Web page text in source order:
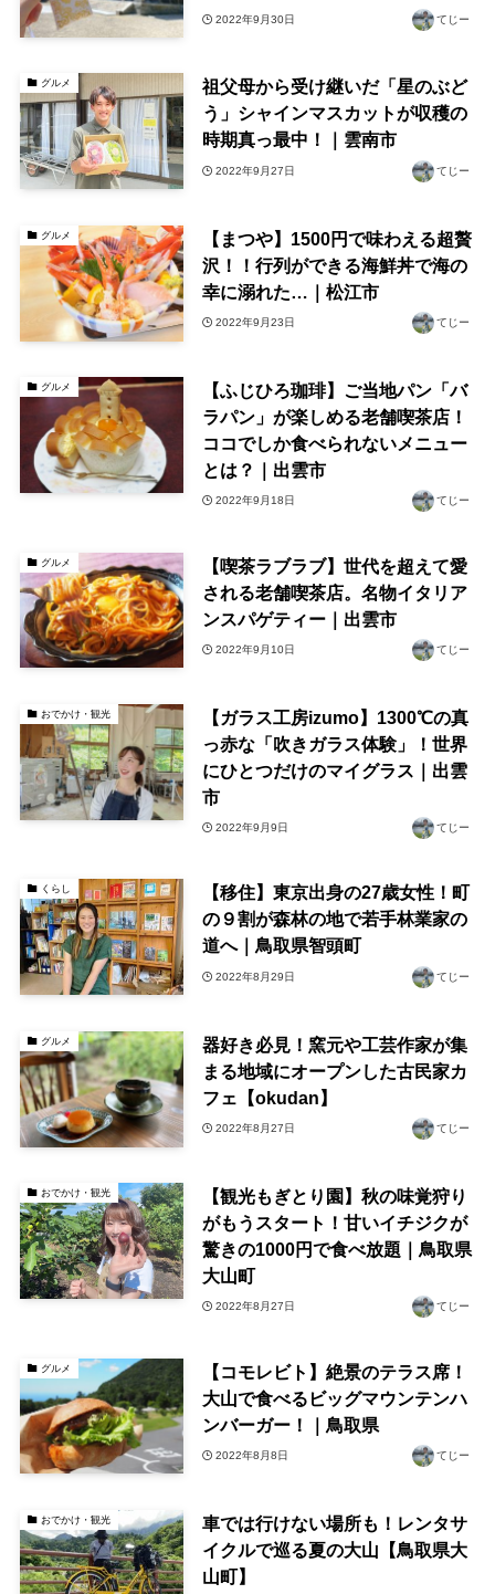
2022年9月30日 てじー
グルメ
祖父母から受け継いだ「星のぶど
う」シャインマスカットが収穫の
時期真っ最中！｜雲南市
2022年9月27日 てじー
グルメ
【まつや】1500円で味わえる超贅
沢！！行列ができる海鮮丼で海の
幸に溺れた…｜松江市
2022年9月23日 てじー
グルメ
【ふじひろ珈琲】ご当地パン「バ
ラパン」が楽しめる老舗喫茶店！
ココでしか食べられないメニュー
とは？｜出雲市
2022年9月18日 てじー
グルメ
【喫茶ラブラブ】世代を超えて愛
される老舗喫茶店。名物イタリア
ンスパゲティー｜出雲市
2022年9月10日 てじー
おでかけ・観光
【ガラス工房izumo】1300℃の真
っ赤な「吹きガラス体験」！世界
にひとつだけのマイグラス｜出雲
市
2022年9月9日 てじー
くらし
【移住】東京出身の27歳女性！町
の９割が森林の地で若手林業家の
道へ｜鳥取県智頭町
2022年8月29日 てじー
グルメ
器好き必見！窯元や工芸作家が集
まる地域にオープンした古民家カ
フェ【okudan】
2022年8月27日 てじー
おでかけ・観光
【観光もぎとり園】秋の味覚狩り
がもうスタート！甘いイチジクが
驚きの1000円で食べ放題｜鳥取県
大山町
2022年8月27日 てじー
グルメ
【コモレビト】絶景のテラス席！
大山で食べるビッグマウンテンハ
ンバーガー！｜鳥取県
2022年8月8日 てじー
おでかけ・観光
車では行けない場所も！レンタサ
イクルで巡る夏の大山【鳥取県大
山町】